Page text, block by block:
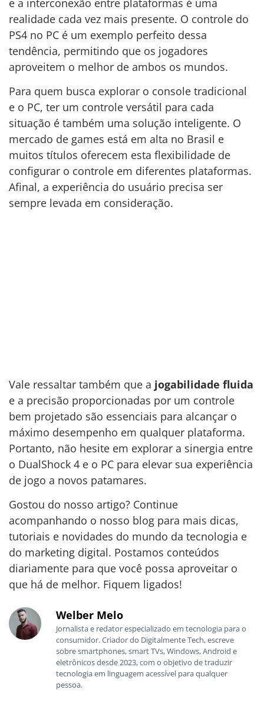
e a interconexão entre plataformas é uma
realidade cada vez mais presente. O controle do
PS4 no PC é um exemplo perfeito dessa
tendência, permitindo que os jogadores
aproveitem o melhor de ambos os mundos.
Para quem busca explorar o console tradicional
e o PC, ter um controle versátil para cada
situação é também uma solução inteligente. O
mercado de games está em alta no Brasil e
muitos títulos oferecem esta flexibilidade de
configurar o controle em diferentes plataformas.
Afinal, a experiência do usuário precisa ser
sempre levada em consideração.
Vale ressaltar também que a jogabilidade fluida
e a precisão proporcionadas por um controle
bem projetado são essenciais para alcançar o
máximo desempenho em qualquer plataforma.
Portanto, não hesite em explorar a sinergia entre
o DualShock 4 e o PC para elevar sua experiência
de jogo a novos patamares.
Gostou do nosso artigo? Continue
acompanhando o nosso blog para mais dicas,
tutoriais e novidades do mundo da tecnologia e
do marketing digital. Postamos conteúdos
diariamente para que você possa aproveitar o
que há de melhor. Fiquem ligados!
Welber Melo
Jornalista e redator especializado em tecnologia para o
consumidor. Criador do Digitalmente Tech, escreve
sobre smartphones, smart TVs, Windows, Android e
eletrônicos desde 2023, com o objetivo de traduzir
tecnologia em linguagem acessível para qualquer
pessoa.